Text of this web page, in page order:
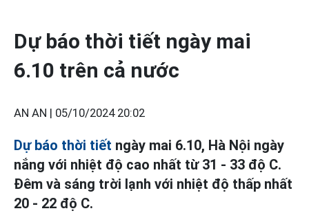
Dự báo thời tiết ngày mai
6.10 trên cả nước
AN AN | 05/10/2024 20:02
Dự báo thời tiết ngày mai 6.10, Hà Nội ngày
nắng với nhiệt độ cao nhất từ 31 - 33 độ C.
Đêm và sáng trời lạnh với nhiệt độ thấp nhất
20 - 22 độ C.